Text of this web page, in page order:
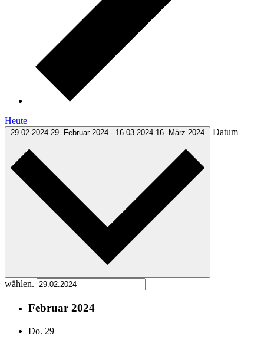
Heute
29.02.2024 29. Februar 2024 - 16.03.2024 16. März 2024 Datum
wählen.
Februar 2024
Do. 29